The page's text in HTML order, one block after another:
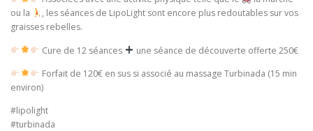
ou la
, les séances de LipoLight sont encore plus redoutables sur vos
graisses rebelles.
Cure de 12 séances
une séance de découverte offerte 250€
Forfait de 120€ en sus si associé au massage Turbinada (15 min
environ)
#lipolight
#turbinada